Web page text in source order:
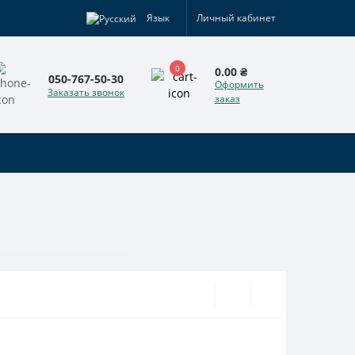
Язык Личный кабинет
050-767-50-30
Заказать звонок
0 0.00 ₴
Оформить
заказ